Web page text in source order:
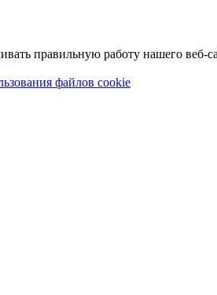
правильную работу нашего веб-
файлов cookie